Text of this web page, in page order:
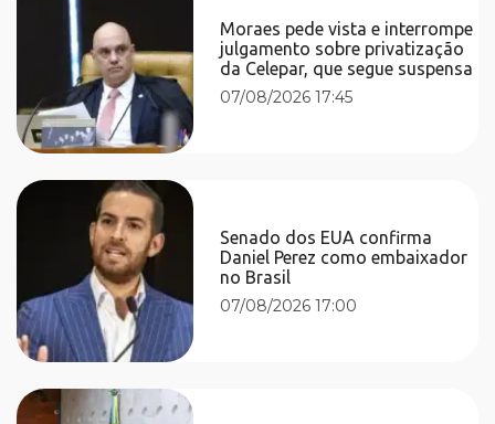
Moraes pede vista e interrompe
julgamento sobre privatização
da Celepar, que segue suspensa
07/08/2026 17:45
Senado dos EUA confirma
Daniel Perez como embaixador
no Brasil
07/08/2026 17:00